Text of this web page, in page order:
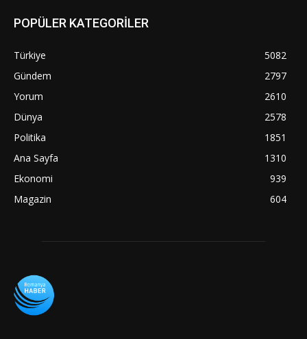
POPÜLER KATEGORİLER
Türkiye
5082
Gündem
2797
Yorum
2610
Dünya
2578
Politika
1851
Ana Sayfa
1310
Ekonomi
939
Magazin
604